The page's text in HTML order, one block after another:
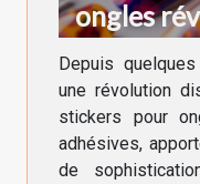
ongles
Depuis
une révolution
stickers pour
adhésives,
de